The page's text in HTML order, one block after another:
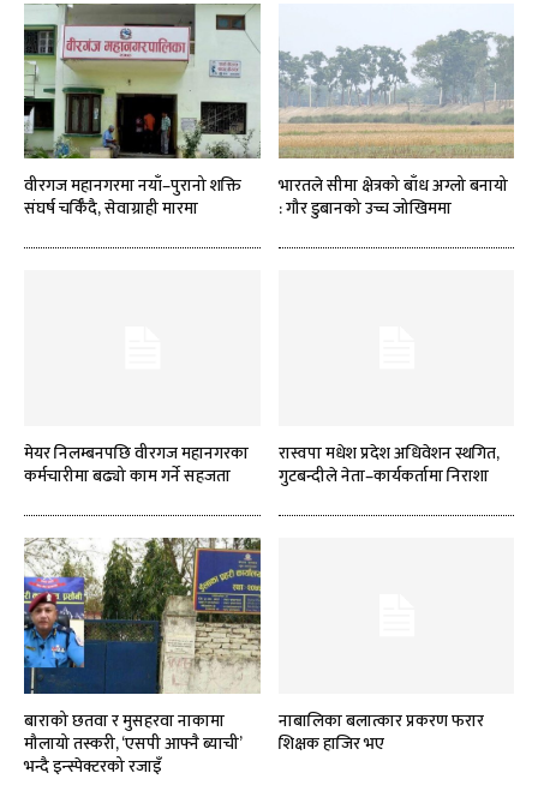
वीरगज महानगरमा नयाँ–पुरानो शक्ति
संघर्ष चर्किँदै, सेवाग्राही मारमा
भारतले सीमा क्षेत्रको बाँध अग्लो बनायो
: गौर डुबानको उच्च जोखिममा
मेयर निलम्बनपछि वीरगज महानगरका
कर्मचारीमा बढ्यो काम गर्ने सहजता
रास्वपा मधेश प्रदेश अधिवेशन स्थगित,
गुटबन्दीले नेता–कार्यकर्तामा निराशा
बाराको छतवा र मुसहरवा नाकामा
मौलायो तस्करी, ‘एसपी आफ्नै ब्याची’
भन्दै इन्स्पेक्टरको रजाइँ
नाबालिका बलात्कार प्रकरण फरार
शिक्षक हाजिर भए